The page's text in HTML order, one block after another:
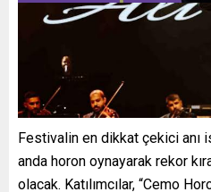
Festivalin en dikkat çekici anı
anda horon oynayarak rekor
olacak. Katılımcılar, “Cemo